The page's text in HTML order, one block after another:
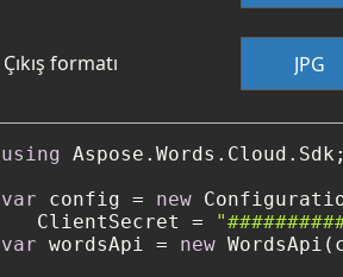
Çıkış formatı
using Aspose.Words.Cloud.Sdk;
var config = new
   ClientSecret =
var wordsApi = new